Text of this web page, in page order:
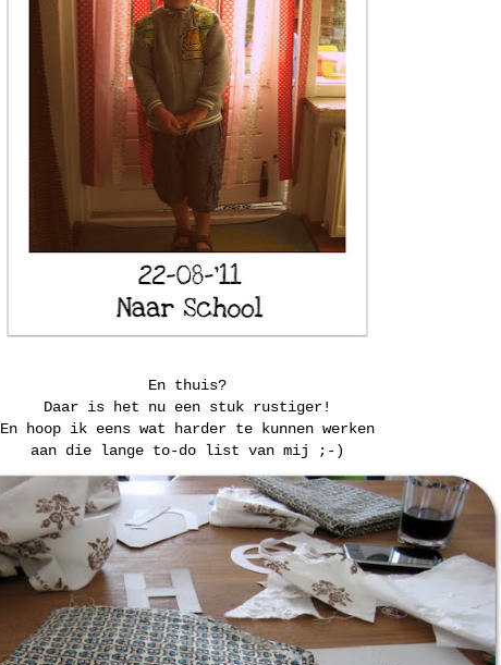
En thuis?
Daar is het nu een stuk rustiger!
En hoop ik eens wat harder te kunnen werken
aan die lange to-do list van mij ;-)